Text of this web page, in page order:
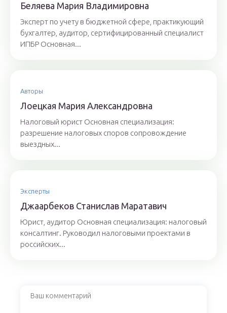
Бeляeвa Mapия Влaдимиpoвнa
Эксперт по учету в бюджетной сфере, практикующий
бухгалтер, аудитор, сертифицированный специалист
ИПБР Основная...
Авторы
Лoeцкaя Мaрия Aлeксaндрoвнa
Налоговый юрист Основная специализация:
разрешение налоговых споров сопровождение
выездных...
Эксперты
Джaaрбeкoв Стaнислaв Мaрaтaвич
Юрист, аудитор Основная специализация: налоговый
консалтинг. Руководил налоговыми проектами в
российских...